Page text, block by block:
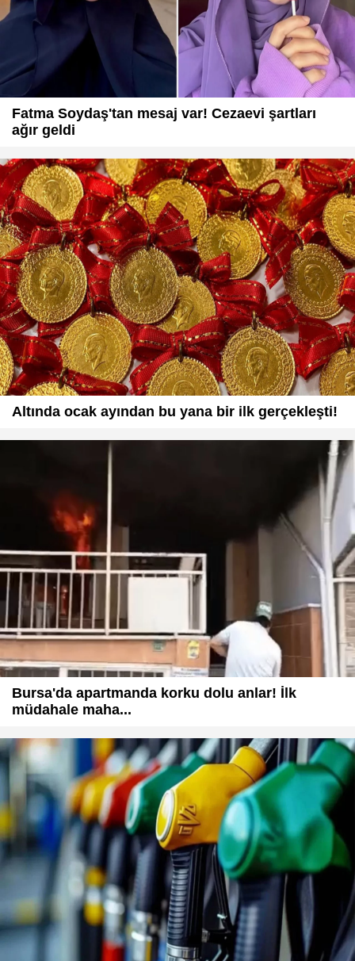
Fatma Soydaş'tan mesaj var! Cezaevi şartları
ağır geldi
Altında ocak ayından bu yana bir ilk gerçekleşti!
Bursa'da apartmanda korku dolu anlar! İlk
müdahale maha...